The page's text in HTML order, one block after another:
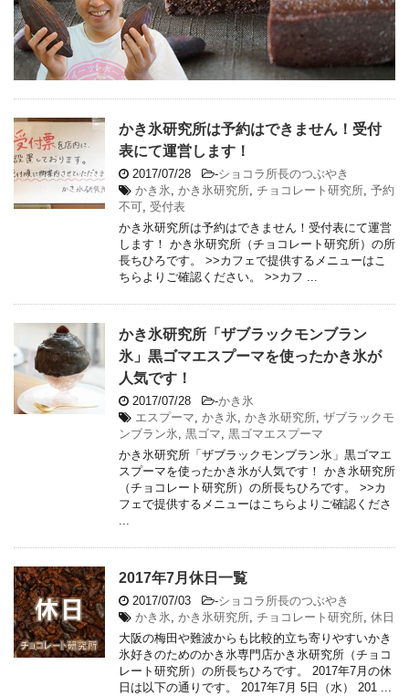
かき氷研究所は予約はできません！受付
表にて運営します！
2017/07/28 -ショコラ所長のつぶやき
かき氷, かき氷研究所, チョコレート研究所, 予約
不可, 受付表
かき氷研究所は予約はできません！受付表にて運営
します！ かき氷研究所（チョコレート研究所）の所
長ちひろです。 >>カフェで提供するメニューはこ
ちらよりご確認ください。 >>カフ ...
かき氷研究所「ザブラックモンブラン
氷」黒ゴマエスプーマを使ったかき氷が
人気です！
2017/07/28 -かき氷
エスプーマ, かき氷, かき氷研究所, ザブラックモ
ンブラン氷, 黒ゴマ, 黒ゴマエスプーマ
かき氷研究所「ザブラックモンブラン氷」黒ゴマエ
スプーマを使ったかき氷が人気です！ かき氷研究所
（チョコレート研究所）の所長ちひろです。 >>カ
フェで提供するメニューはこちらよりご確認くださ
...
2017年7月休日一覧
2017/07/03 -ショコラ所長のつぶやき
かき氷, かき氷研究所, チョコレート研究所, 休日
大阪の梅田や難波からも比較的立ち寄りやすいかき
氷好きのためのかき氷専門店かき氷研究所（チョコ
レート研究所）の所長ちひろです。 2017年7月の休
日は以下の通りです。 2017年7月 5日（水） 201 ...